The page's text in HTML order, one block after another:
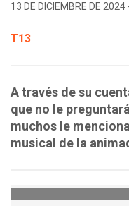
13 DE DICIEMBRE DE 2024
T13
A través de su
que no le
muchos le
musical de la